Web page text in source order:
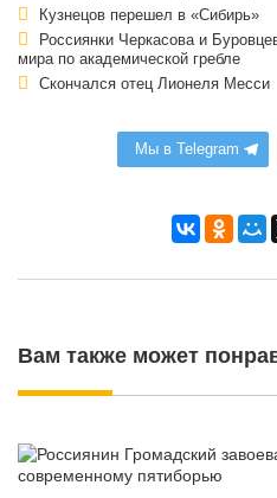
Кузнецов перешел в «Сибирь»
Россиянки Черкасова и
мира по академической гребле
Скончался отец Лионеля Месси
Мы в Telegram
Вам также может